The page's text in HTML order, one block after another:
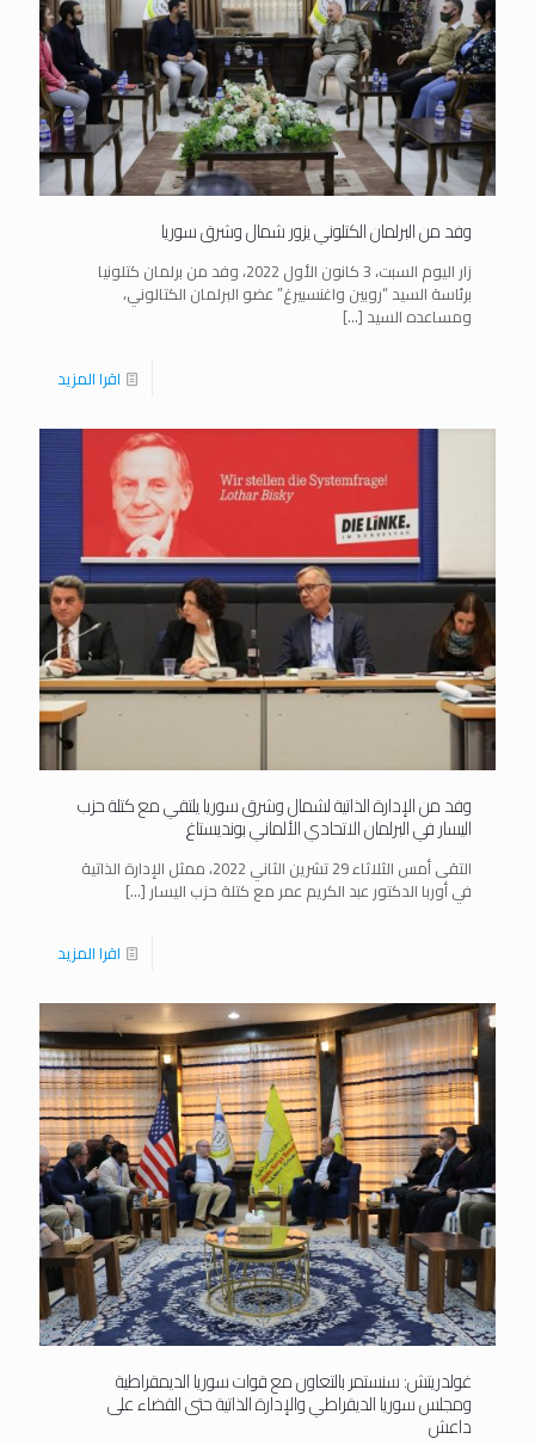
وفد من البرلمان الكتلوني يزور شمال وشرق سوريا
زار اليوم السبت، 3 كانون الأول 2022، وفد من برلمان كتلونيا
برئاسة السيد “روبين واغنسبيرغ” عضو البرلمان الكتالوني،
ومساعده السيد […]
اقرا المزيد
وفد من الإدارة الذاتية لشمال وشرق سوريا يلتقي مع كتلة حزب
اليسار في البرلمان الاتحادي الألماني بونديستاغ
التقى أمس الثلاثاء 29 تشرين الثاني 2022، ممثل الإدارة الذاتية
في أوربا الدكتور عبد الكريم عمر مع كتلة حزب اليسار […]
اقرا المزيد
غولدريتش: سنستمر بالتعاون مع قوات سوريا الديمقراطية
ومجلس سوريا الديقراطي والإدارة الذاتية حتى القضاء على
داعش